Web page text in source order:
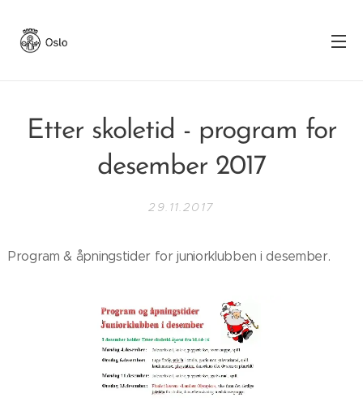
Etter skoletid - program for
desember 2017
29.11.2017
Program & åpningstider for juniorklubben i desember.